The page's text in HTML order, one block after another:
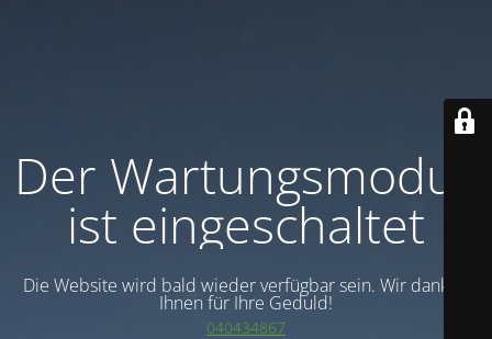
Der Wartungsmodus
ist eingeschaltet
Die Website wird bald wieder verfügbar sein. Wir danken
Ihnen für Ihre Geduld!
040434867